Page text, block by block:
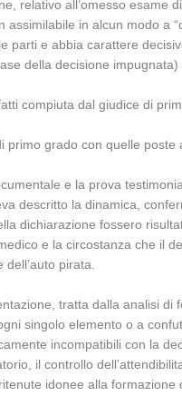
relativo all’omesso esame
in alcun modo a
parti e abbia carattere
della decisione
compiuta dal giudice di
grado con quelle poste
e la prova
descritto la dinamica,
dichiarazione fossero
e la circostanza che il
pirata.
tratta dalla analisi di
singolo elemento o a
incompatibili con la
il controllo
idonee alla formazione